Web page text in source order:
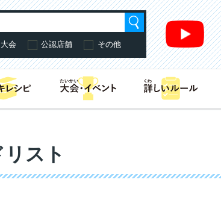
大会 公認店舗 その他
はじめての方へ・あそび方商品情報
スト